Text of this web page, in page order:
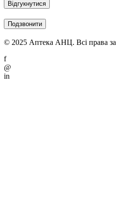
Відгукнутися
Подзвонити
© 2025 Аптека АНЦ. Всі права
f
@
in